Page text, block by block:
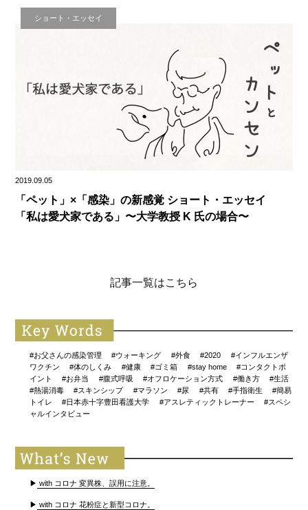
ショート・エッセイ
2019.09.05
「ペット」×「感染」の新感覚 ショート・エッセイ
「私は愛犬家である」〜大学教授 K 氏の場合〜
記事一覧はこちら
#お父さんの感染管理 #ウォーキング #外食 #2020
#インフルエンザ
ワクチン
#体のしくみ #健康 #ゴミ箱 #stay home
#コンタクトポ
イント
#お弁当 #腹式呼吸 #オフロケーション方式 #働き方
#生活
#熱湯消毒
#スキンシップ #マラソン #尿 #共有 #手指衛生
#簡易
トイレ
#日本赤十字豊田看護大学 #アスレティックトレーナー
#スペシ
ャルインタビュー
▶ with コロナ 変異株、誤用に注意。
▶ with コロナ 花粉症と新型コロナ。